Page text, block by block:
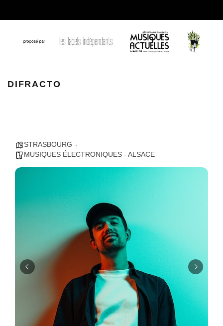
DIFRACTO
STRASBOURG
MUSIQUES ÉLECTRONIQUES - ALSACE